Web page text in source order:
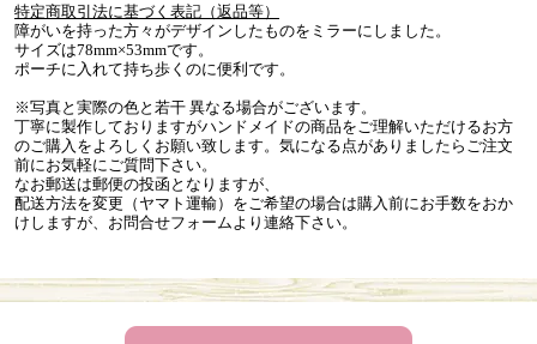
特定商取引法に基づく表記（返品等）
障がいを持った方々がデザインしたものをミラーにしました。
サイズは78mm×53mmです。
ポーチに入れて持ち歩くのに便利です。
※写真と実際の色と若干 異なる場合がございます。
丁寧に製作しておりますがハンドメイドの商品をご理解いただけるお方
のご購入をよろしくお願い致します。気になる点がありましたらご注文
前にお気軽にご質問下さい。
なお郵送は郵便の投函となりますが、
配送方法を変更（ヤマト運輸）をご希望の場合は購入前にお手数をおか
けしますが、お問合せフォームより連絡下さい。